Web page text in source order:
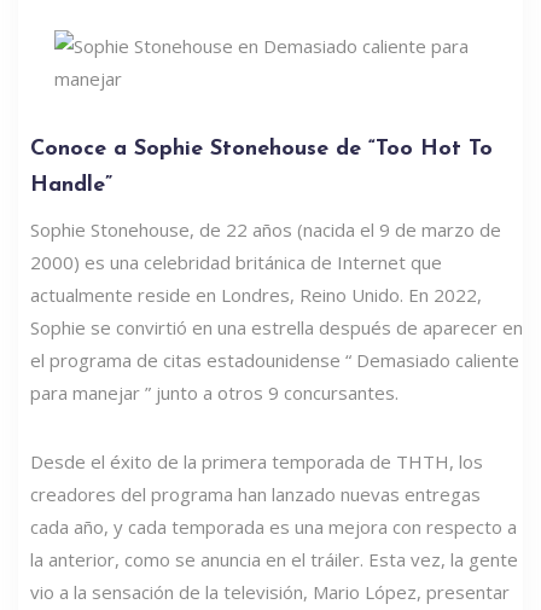
Conoce a Sophie Stonehouse de “Too Hot To
Handle”
Sophie Stonehouse, de 22 años (nacida el 9 de marzo de
2000) es una celebridad británica de Internet que
actualmente reside en Londres, Reino Unido. En 2022,
Sophie se convirtió en una estrella después de aparecer en
el programa de citas estadounidense “ Demasiado caliente
para manejar ” junto a otros 9 concursantes.
Desde el éxito de la primera temporada de THTH, los
creadores del programa han lanzado nuevas entregas
cada año, y cada temporada es una mejora con respecto a
la anterior, como se anuncia en el tráiler. Esta vez, la gente
vio a la sensación de la televisión, Mario López, presentar